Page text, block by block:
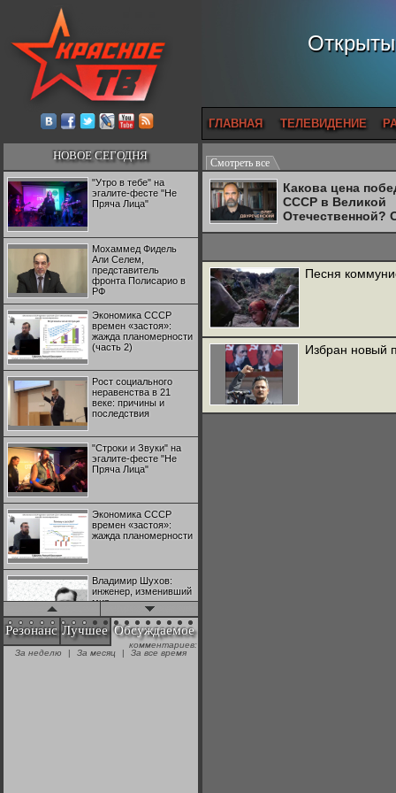
ГЛАВНАЯ ТЕЛЕВИДЕНИЕ
НОВОЕ СЕГОДНЯ
"Утро в тебе" на
эгалите-фесте "Не
Пряча Лица"
Мохаммед Фидель
Али Селем,
представитель
фронта Полисарио в
РФ
Экономика СССР
времен «застоя»:
жажда планомерности
(часть 2)
Рост социального
неравенства в 21
веке: причины и
последствия
"Строки и Звуки" на
эгалите-фесте "Не
Пряча Лица"
Экономика СССР
времен «застоя»:
жажда планомерности
Владимир Шухов:
инженер, изменивший
мир
"Аркадий Коц" на
эгалите-фесте "Не
Резонанс Лучшее Обсуждаемое
комментариев:
За неделю
| За месяц | За все время
Смотреть все
Какова цена
СССР в Великой
Отечественной?
Двуреченский о
Песня
Избран новый